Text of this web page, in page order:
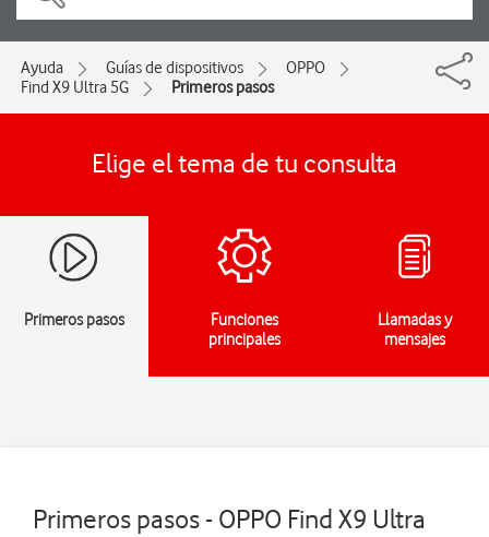
Ayuda Guías de dispositivos
OPPO
Find X9 Ultra 5G
Primeros pasos
Elige el tema de tu consulta
Primeros pasos
Funciones
principales
Llamadas y
mensajes
Primeros pasos - OPPO Find X9 Ultra